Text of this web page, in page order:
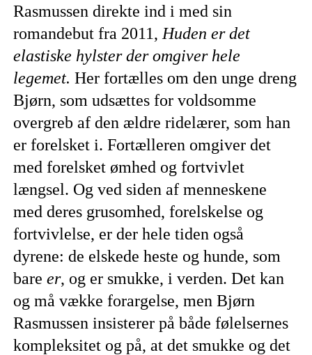
Rasmussen direkte ind i med sin
romandebut fra 2011, Huden er det
elastiske hylster der omgiver hele
legemet.Her fortælles om den unge dreng
Bjørn, som udsættes for voldsomme
overgreb af den ældre ridelærer, som han
er forelsket i. Fortælleren omgiver det
med forelsket ømhed og fortvivlet
længsel. Og ved siden af menneskene
med deres grusomhed, forelskelse og
fortvivlelse, er der hele tiden også
dyrene: de elskede heste og hunde, som
bareer, og er smukke, i verden. Det kan
og må vække forargelse, men Bjørn
Rasmussen insisterer på både følelsernes
kompleksitet og på, at det smukke og det